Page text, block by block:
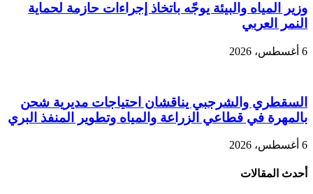
وزير المياه والبيئة يوجّه باتخاذ إجراءات حازمة لحماية
النمر العربي
6 أغسطس، 2026
السقطري والشرجبي يناقشان احتياجات مديرية شحن
بالمهرة في قطاعي الزراعة والمياه وتطوير المنفذ البري
6 أغسطس، 2026
أحدث المقالات